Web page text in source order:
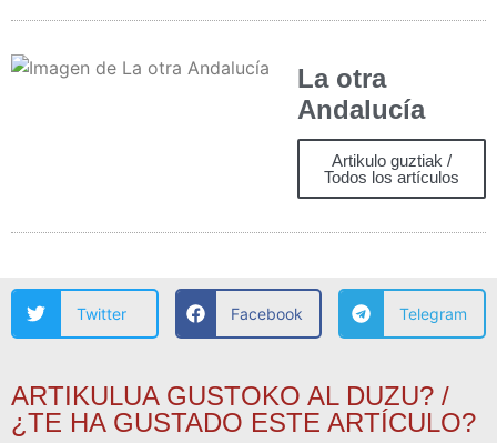
La otra
Andalucía
Artikulo guztiak /
Todos los artículos
Twitter Facebook Telegram
ARTIKULUA GUSTOKO AL DUZU? /
¿TE HA GUSTADO ESTE ARTÍCULO?